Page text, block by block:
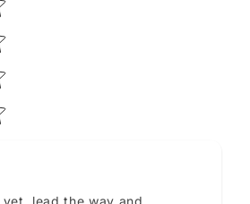
yet, lead the way and